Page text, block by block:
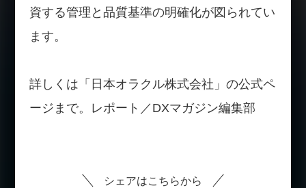
資する管理と品質基準の明確化が図られてい
ます。
詳しくは「日本オラクル株式会社」の公式ペ
ージまで。レポート／DXマガジン編集部
シェアはこちらから